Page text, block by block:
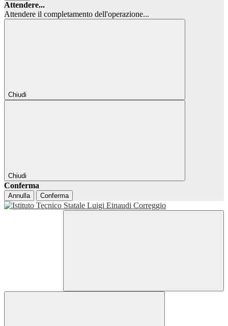
Attendere...
Attendere il completamento dell'operazione...
Chiudi
Chiudi
Conferma
Annulla Conferma